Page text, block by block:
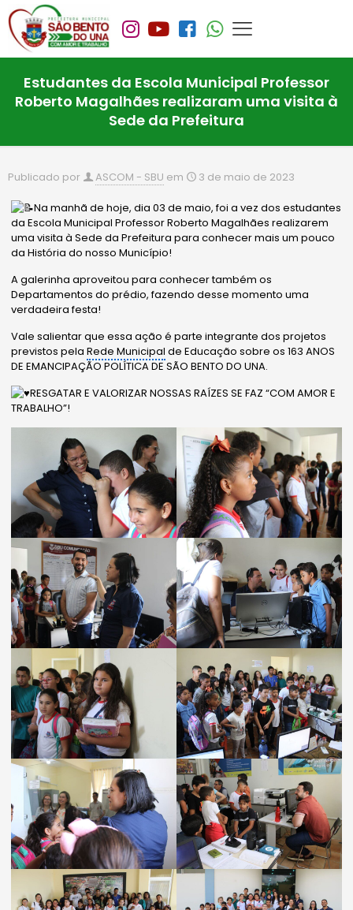
Estudantes da Escola Municipal Professor
Roberto Magalhães realizaram uma visita à
Sede da Prefeitura
Publicado por ASCOM - SBU em 3 de maio de 2023
Na manhã de hoje, dia 03 de maio, foi a vez dos estudantes
da Escola Municipal Professor Roberto Magalhães realizarem
uma visita à Sede da Prefeitura para conhecer mais um pouco
da História do nosso Município!
A galerinha aproveitou para conhecer também os
Departamentos do prédio, fazendo desse momento uma
verdadeira festa!
Vale salientar que essa ação é parte integrante dos projetos
previstos pelaRede Municipal de Educação sobre os 163 ANOS
DE EMANCIPAÇÃO POLÍTICA DE SÃOBENTO DO UNA.
RESGATAR E VALORIZAR NOSSAS RAÍZES SE FAZ “COM AMOR E
TRABALHO”!